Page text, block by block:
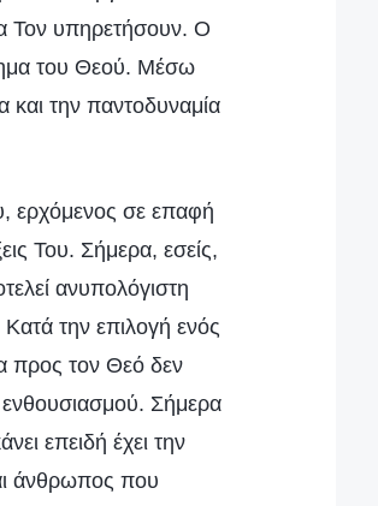
Τον υπηρετήσουν. Ο
του Θεού. Μέσω
την παντοδυναμία
ερχόμενος σε επαφή
Του. Σήμερα, εσείς,
ανυπολόγιστη
την επιλογή ενός
προς τον Θεό δεν
Σήμερα
επειδή έχει την
άνθρωπος που